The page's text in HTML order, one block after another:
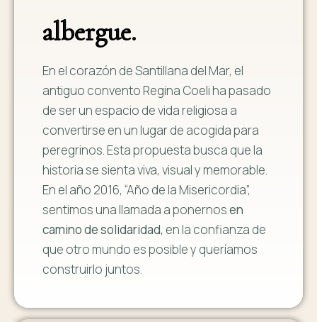
albergue.
En el corazón de Santillana del Mar, el
antiguo convento Regina Coeli ha pasado
de ser un espacio de vida religiosa a
convertirse en un lugar de acogida para
peregrinos. Esta propuesta busca que la
historia se sienta viva, visual y memorable.
En el año 2016, “Año de la Misericordia”,
sentimos una llamada a ponernosen
camino de solidaridad, en la confianza de
que otro mundo es posible y queríamos
construirlo juntos.